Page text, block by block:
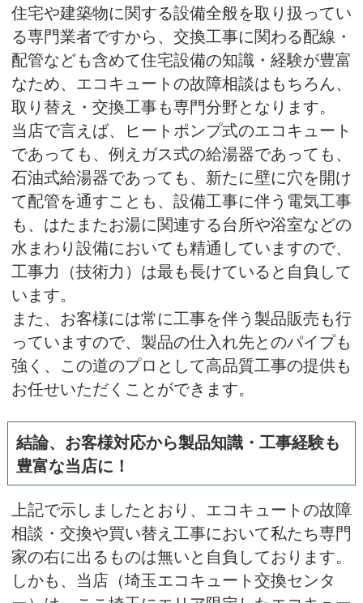
住宅や建築物に関する設備全般を取り扱ってい
る専門業者ですから、交換工事に関わる配線・
配管なども含めて住宅設備の知識・経験が豊富
なため、エコキュートの故障相談はもちろん、
取り替え・交換工事も専門分野となります。
当店で言えば、ヒートポンプ式のエコキュート
であっても、例えガス式の給湯器であっても、
石油式給湯器であっても、新たに壁に穴を開け
て配管を通すことも、設備工事に伴う電気工事
も、はたまたお湯に関連する台所や浴室などの
水まわり設備においても精通していますので、
工事力（技術力）は最も長けていると自負して
います。
また、お客様には常に工事を伴う製品販売も行
っていますので、製品の仕入れ先とのパイプも
強く、この道のプロとして高品質工事の提供も
お任せいただくことができます。
結論、お客様対応から製品知識・工事経験も
豊富な当店に！
上記で示しましたとおり、エコキュートの故障
相談・交換や買い替え工事において私たち専門
家の右に出るものは無いと自負しております。
しかも、当店（埼玉エコキュート交換センタ